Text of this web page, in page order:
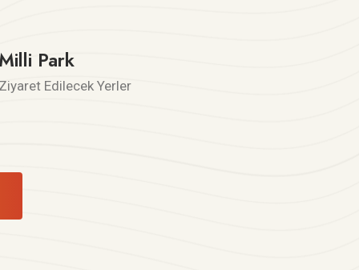
Milli Park
Ziyaret Edilecek Yerler